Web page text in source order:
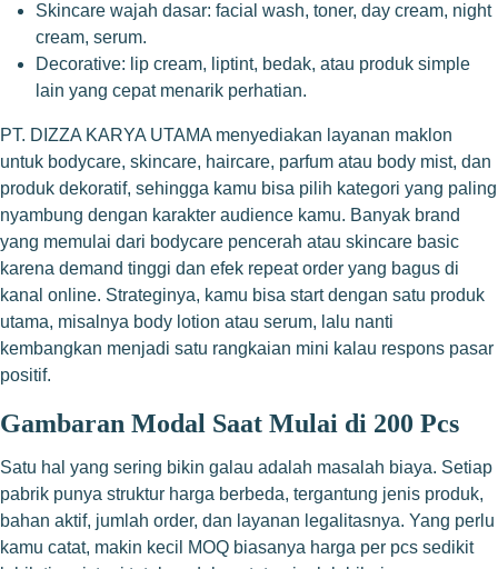
Skincare wajah dasar: facial wash, toner, day cream, night
cream, serum.
Decorative: lip cream, liptint, bedak, atau produk simple
lain yang cepat menarik perhatian.
PT. DIZZA KARYA UTAMA menyediakan layanan maklon
untuk bodycare, skincare, haircare, parfum atau body mist, dan
produk dekoratif, sehingga kamu bisa pilih kategori yang paling
nyambung dengan karakter audience kamu. Banyak brand
yang memulai dari bodycare pencerah atau skincare basic
karena demand tinggi dan efek repeat order yang bagus di
kanal online. Strateginya, kamu bisa start dengan satu produk
utama, misalnya body lotion atau serum, lalu nanti
kembangkan menjadi satu rangkaian mini kalau respons pasar
positif.
Gambaran Modal Saat Mulai di 200 Pcs
Satu hal yang sering bikin galau adalah masalah biaya. Setiap
pabrik punya struktur harga berbeda, tergantung jenis produk,
bahan aktif, jumlah order, dan layanan legalitasnya. Yang perlu
kamu catat, makin kecil MOQ biasanya harga per pcs sedikit